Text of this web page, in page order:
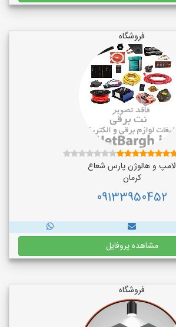
فروشگاه
لامپ و هالوژن پارس شعاع
کرمان
09133950452
مشاهده پروفایل
فروشگاه